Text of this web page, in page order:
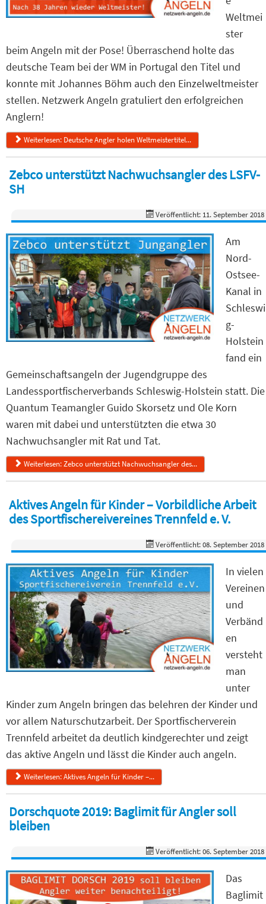
Weltmei
ster
beim Angeln mit der Pose! Überraschend holte das
deutsche Team bei der WM in Portugal den Titel und
konnte mit Johannes Böhm auch den Einzelweltmeister
stellen. Netzwerk Angeln gratuliert den erfolgreichen
Anglern!
Weiterlesen: Deutsche Angler holen Weltmeistertitel...
Zebco unterstützt Nachwuchsangler des LSFV-
SH
Veröffentlicht: 11. September 2018
Am
Nord-
Ostsee-
Kanal in
Schleswi
g-
Holstein
fand ein
Gemeinschaftsangeln der Jugendgruppe des
Landessportfischerverbands Schleswig-Holstein statt. Die
Quantum Teamangler Guido Skorsetz und Ole Korn
waren mit dabei und unterstützten die etwa 30
Nachwuchsangler mit Rat und Tat.
Weiterlesen: Zebco unterstützt Nachwuchsangler des...
Aktives Angeln für Kinder – Vorbildliche Arbeit
des Sportfischereivereines Trennfeld e. V.
Veröffentlicht: 08. September 2018
In vielen
Vereinen
und
Verbänd
en
versteht
man
unter
Kinder zum Angeln bringen das belehren der Kinder und
vor allem Naturschutzarbeit. Der Sportfischerverein
Trennfeld arbeitet da deutlich kindgerechter und zeigt
das aktive Angeln und lässt die Kinder auch angeln.
Weiterlesen: Aktives Angeln für Kinder –...
Dorschquote 2019: Baglimit für Angler soll
bleiben
Veröffentlicht: 06. September 2018
Das
Baglimit